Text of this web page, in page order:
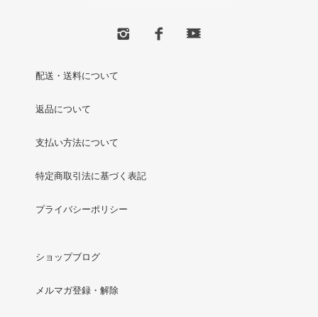
配送・送料について
返品について
支払い方法について
特定商取引法に基づく表記
プライバシーポリシー
ショップブログ
メルマガ登録・解除